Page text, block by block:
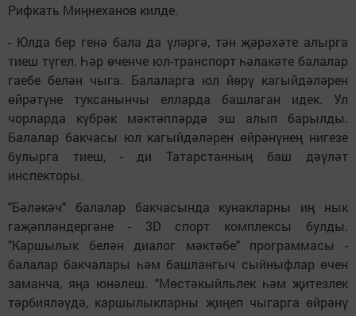
Рифкать Миңнеханов килде.
- Юлда бер генә бала да үләргә, тән җәрәхәте алырга
тиеш түгел. Һәр өченче юл-транспорт һәлакәте балалар
гаебе белән чыга. Балаларга юл йөрү кагыйдәләрен
өйрәтүне туксанынчы елларда башлаган идек. Ул
чорларда күбрәк мәктәпләрдә эш алып барылды.
Балалар бакчасы юл кагыйдәләрен өйрәнүнең нигезе
булырга тиеш, - ди Татарстанның баш дәүләт
инспекторы.
"Бәләкәч" балалар бакчасында кунакларны иң нык
гаҗәпләндергәне - 3D спорт комплексы булды.
"Каршылык белән диалог мәктәбе" программасы -
балалар бакчалары һәм башлангыч сыйныфлар өчен
заманча, яңа юнәлеш. "Мөстәкыйльлек һәм җитезлек
тәрбияләүдә, каршылыкларны җиңеп чыгарга өйрәнү